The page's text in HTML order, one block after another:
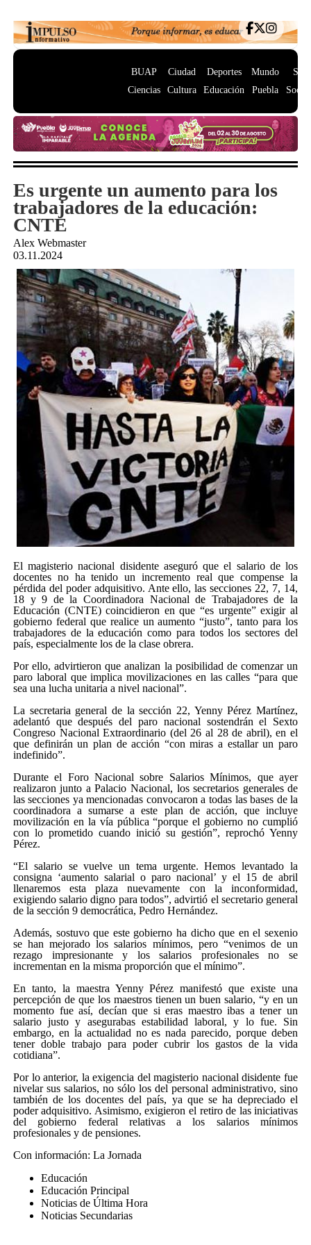
BUAP
Ciencias
Ciudad
Cultura
Deportes
Educación
Mundo
Puebla
Es urgente un aumento para los
trabajadores de la educación:
CNTE
Alex Webmaster
03.11.2024
El magisterio nacional disidente aseguró que el salario de los
docentes no ha tenido un incremento real que compense la
pérdida del poder adquisitivo. Ante ello, las secciones 22, 7, 14,
18 y 9 de la Coordinadora Nacional de Trabajadores de la
Educación (CNTE) coincidieron en que es urgente exigir al
gobierno federal que realice un aumento justo , tanto para los
trabajadores de la educación como para todos los sectores del
país, especialmente los de la clase obrera.
Por ello, advirtieron que analizan la posibilidad de comenzar un
paro laboral que implica movilizaciones en las calles para que
sea una lucha unitaria a nivel nacional .
La secretaria general de la sección 22, Yenny Pérez Martínez,
adelantó que después del paro nacional sostendrán el Sexto
Congreso Nacional Extraordinario (del 26 al 28 de abril), en el
que definirán un plan de acción
con miras a estallar un paro
indefinido .
Durante el Foro Nacional sobre Salarios Mínimos, que ayer
realizaron junto a Palacio Nacional, los secretarios generales de
las secciones ya mencionadas convocaron a todas las bases de la
coordinadora a sumarse a este plan de acción, que incluye
movilización en la vía pública porque el gobierno no cumplió
con lo prometido cuando inició su gestión , reprochó Yenny
Pérez.
“El salario se vuelve un tema urgente. Hemos levantado la
consigna ‘aumento salarial o paro nacional’ y el 15 de abril
llenaremos esta plaza nuevamente con la inconformidad,
exigiendo salario digno para todos”, advirtió el secretario general
de la sección 9 democrática, Pedro Hernández.
Además, sostuvo que este gobierno ha dicho que en el sexenio
se han mejorado los salarios mínimos, pero
venimos de un
rezago impresionante y los salarios profesionales no se
incrementan en la misma proporción que el mínimo .
En tanto, la maestra Yenny Pérez manifestó que existe una
percepción de que los maestros tienen un buen salario, y en un
momento fue así, decían que si eras maestro ibas a tener un
salario justo y asegurabas estabilidad laboral, y lo fue. Sin
embargo, en la actualidad no es nada parecido, porque deben
tener doble trabajo para poder cubrir los gastos de la vida
cotidiana .
Por lo anterior, la exigencia del magisterio nacional disidente fue
nivelar sus salarios, no sólo los del personal administrativo, sino
también de los docentes del país, ya que se ha depreciado el
poder adquisitivo. Asimismo, exigieron el retiro de las iniciativas
del gobierno federal relativas a los salarios mínimos
profesionales y de pensiones.
Con información: La Jornada
Educación
Educación Principal
Noticias de Última Hora
Noticias Secundarias